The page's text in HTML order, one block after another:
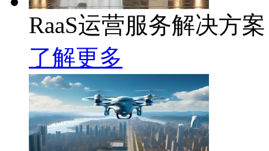
RaaS运营服务解决方案
了解更多